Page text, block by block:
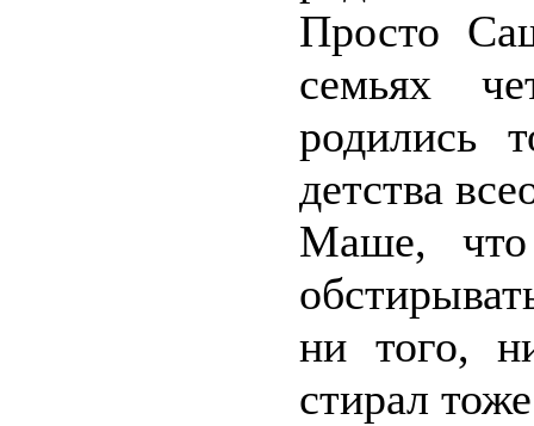
Просто
семьях
родились
детства
Маше,
ни того,
стирал